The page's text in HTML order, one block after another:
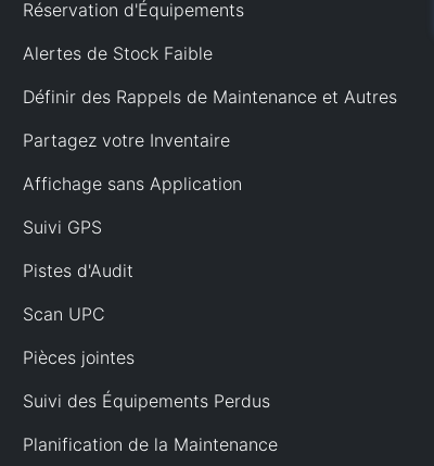
Réservation d'Équipements
Alertes de Stock Faible
Définir des Rappels de Maintenance et Autres
Partagez votre Inventaire
Affichage sans Application
Suivi GPS
Pistes d'Audit
Scan UPC
Pièces jointes
Suivi des Équipements Perdus
Planification de la Maintenance